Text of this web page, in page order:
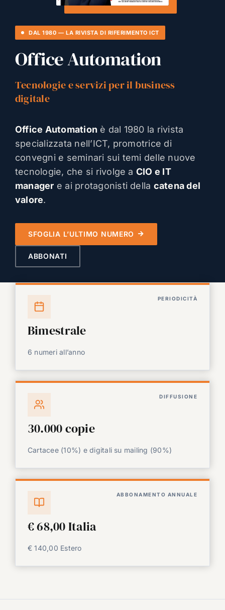
DAL 1980 — LA RIVISTA DI RIFERIMENTO ICT
Office Automation
Tecnologie e servizi per il business
digitale
Office Automation è dal 1980 la rivista
specializzata nell’ICT, promotrice di
convegni e seminari sui temi delle nuove
tecnologie, che si rivolge a CIO e IT
manager e ai protagonisti della catena del
valore.
SFOGLIA L’ULTIMO NUMERO
ABBONATI
PERIODICITÀ
Bimestrale
6 numeri all’anno
DIFFUSIONE
30.000 copie
Cartacee (10%) e digitali su mailing (90%)
ABBONAMENTO ANNUALE
€ 68,00 Italia
€ 140,00 Estero